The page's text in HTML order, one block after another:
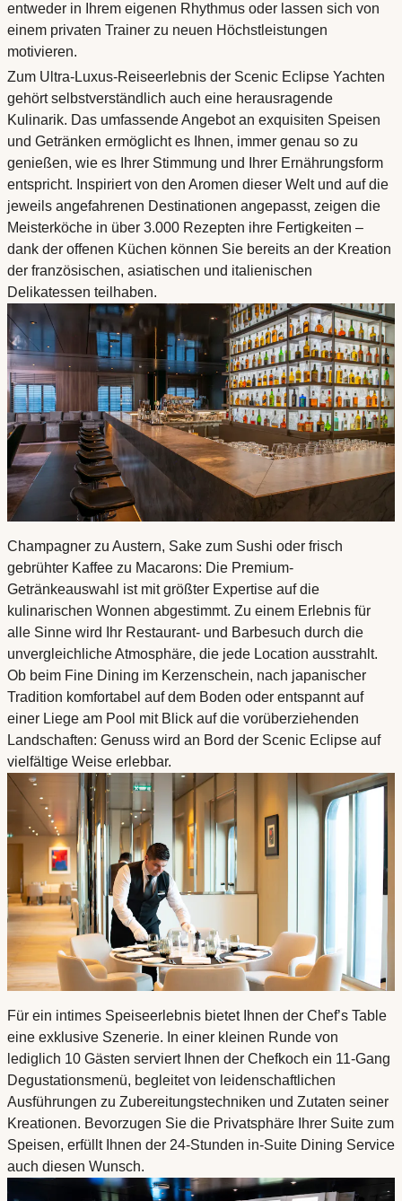
entweder in Ihrem eigenen Rhythmus oder lassen sich von
einem privaten Trainer zu neuen Höchstleistungen
motivieren.
Zum Ultra-Luxus-Reiseerlebnis der Scenic Eclipse Yachten
gehört selbstverständlich auch eine herausragende
Kulinarik. Das umfassende Angebot an exquisiten Speisen
und Getränken ermöglicht es Ihnen, immer genau so zu
genießen, wie es Ihrer Stimmung und Ihrer Ernährungsform
entspricht. Inspiriert von den Aromen dieser Welt und auf die
jeweils angefahrenen Destinationen angepasst, zeigen die
Meisterköche in über 3.000 Rezepten ihre Fertigkeiten –
dank der offenen Küchen können Sie bereits an der Kreation
der französischen, asiatischen und italienischen
Delikatessen teilhaben.
Champagner zu Austern, Sake zum Sushi oder frisch
gebrühter Kaffee zu Macarons: Die Premium-
Getränkeauswahl ist mit größter Expertise auf die
kulinarischen Wonnen abgestimmt. Zu einem Erlebnis für
alle Sinne wird Ihr Restaurant- und Barbesuch durch die
unvergleichliche Atmosphäre, die jede Location ausstrahlt.
Ob beim Fine Dining im Kerzenschein, nach japanischer
Tradition komfortabel auf dem Boden oder entspannt auf
einer Liege am Pool mit Blick auf die vorüberziehenden
Landschaften: Genuss wird an Bord der Scenic Eclipse auf
vielfältige Weise erlebbar.
Für ein intimes Speiseerlebnis bietet Ihnen der Chef’s Table
eine exklusive Szenerie. In einer kleinen Runde von
lediglich 10 Gästen serviert Ihnen der Chefkoch ein 11-Gang
Degustationsmenü, begleitet von leidenschaftlichen
Ausführungen zu Zubereitungstechniken und Zutaten seiner
Kreationen. Bevorzugen Sie die Privatsphäre Ihrer Suite zum
Speisen, erfüllt Ihnen der 24-Stunden in-Suite Dining Service
auch diesen Wunsch.